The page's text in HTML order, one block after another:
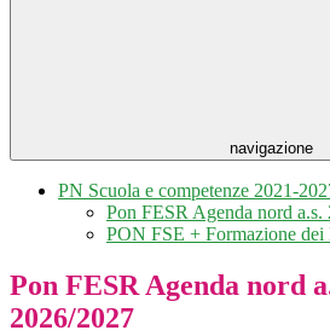
navigazione
PN Scuola e competenze 2021-
Pon FESR Agenda nord
PON FSE + Formazione dei
Pon FESR Agenda nord
2026/2027